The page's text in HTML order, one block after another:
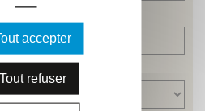
accepter
Tout refuser